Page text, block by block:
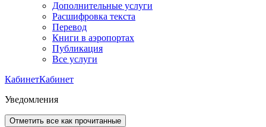
Дополнительные услуги
Расшифровка текста
Перевод
Книги в аэропортах
Публикация
Все услуги
КабинетКабинет
Уведомления
Отметить все как прочитанные